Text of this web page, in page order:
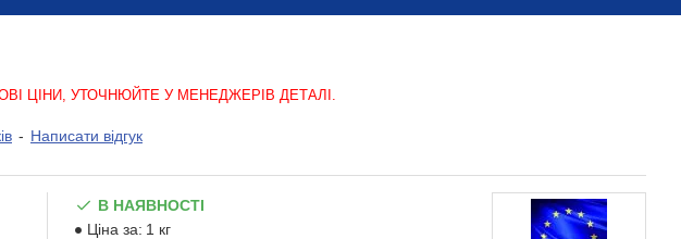
ЦІНИ, УТОЧНЮЙТЕ У МЕНЕДЖЕРІВ ДЕТАЛІ.
- Написати відгук
В НАЯВНОСТІ
Ціна за: 1 кг